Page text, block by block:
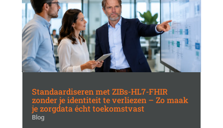
Standaardiseren met ZIBs-HL7-FHIR
zonder je identiteit te verliezen – Zo maak
je zorgdata écht toekomstvast
Blog